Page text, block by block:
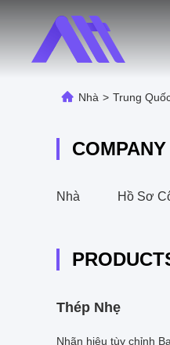
Nhà > Trung
COMPANY
Nhà Hồ Sơ
Thép Nhẹ
Nhãn hiệu tùy chỉnh